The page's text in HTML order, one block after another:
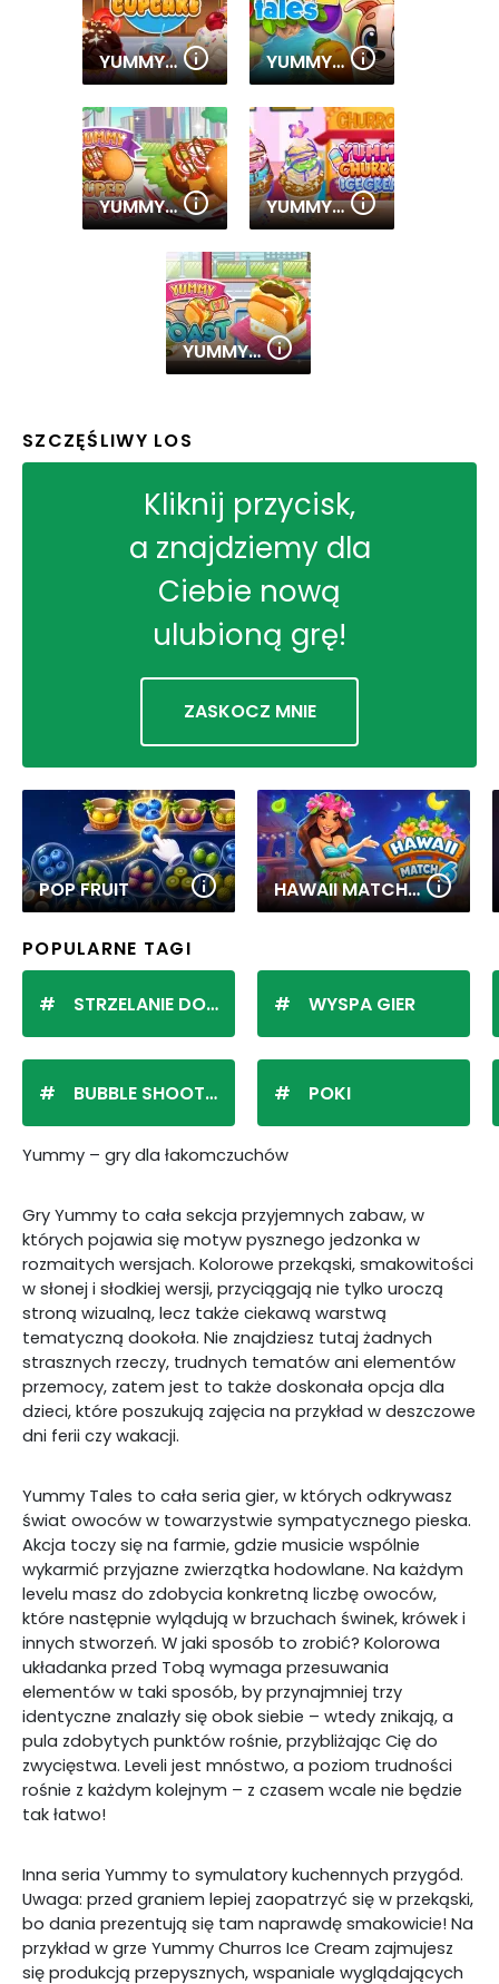
YUMMY CUPCAKE YUMMY TALES 2
YUMMY SUPER BURGER YUMMY CHURROS ICE CREAM
YUMMY TOAST
SZCZĘŚLIWY LOS
Kliknij przycisk,
a znajdziemy dla
Ciebie nową
ulubioną grę!
ZASKOCZ MNIE
POP FRUIT HAWAII MATCH 6
POPULARNE TAGI
STRZELANIE DO KULEK
BUBBLE SHOOTER
WYSPA GIER
POKI
Yummy – gry dla łakomczuchów
Gry Yummy to cała sekcja przyjemnych zabaw, w
których pojawia się motyw pysznego jedzonka w
rozmaitych wersjach. Kolorowe przekąski, smakowitości
w słonej i słodkiej wersji, przyciągają nie tylko uroczą
stroną wizualną, lecz także ciekawą warstwą
tematyczną dookoła. Nie znajdziesz tutaj żadnych
strasznych rzeczy, trudnych tematów ani elementów
przemocy, zatem jest to także doskonała opcja dla
dzieci, które poszukują zajęcia na przykład w deszczowe
dni ferii czy wakacji.
Yummy Tales to cała seria gier, w których odkrywasz
świat owoców w towarzystwie sympatycznego pieska.
Akcja toczy się na farmie, gdzie musicie wspólnie
wykarmić przyjazne zwierzątka hodowlane. Na każdym
levelu masz do zdobycia konkretną liczbę owoców,
które następnie wylądują w brzuchach świnek, krówek i
innych stworzeń. W jaki sposób to zrobić? Kolorowa
układanka przed Tobą wymaga przesuwania
elementów w taki sposób, by przynajmniej trzy
identyczne znalazły się obok siebie – wtedy znikają, a
pula zdobytych punktów rośnie, przybliżając Cię do
zwycięstwa. Leveli jest mnóstwo, a poziom trudności
rośnie z każdym kolejnym – z czasem wcale nie będzie
tak łatwo!
Inna seria Yummy to symulatory kuchennych przygód.
Uwaga: przed graniem lepiej zaopatrzyć się w przekąski,
bo dania prezentują się tam naprawdę smakowicie! Na
przykład w grze Yummy Churros Ice Cream zajmujesz
się produkcją przepysznych, wspaniale wyglądających